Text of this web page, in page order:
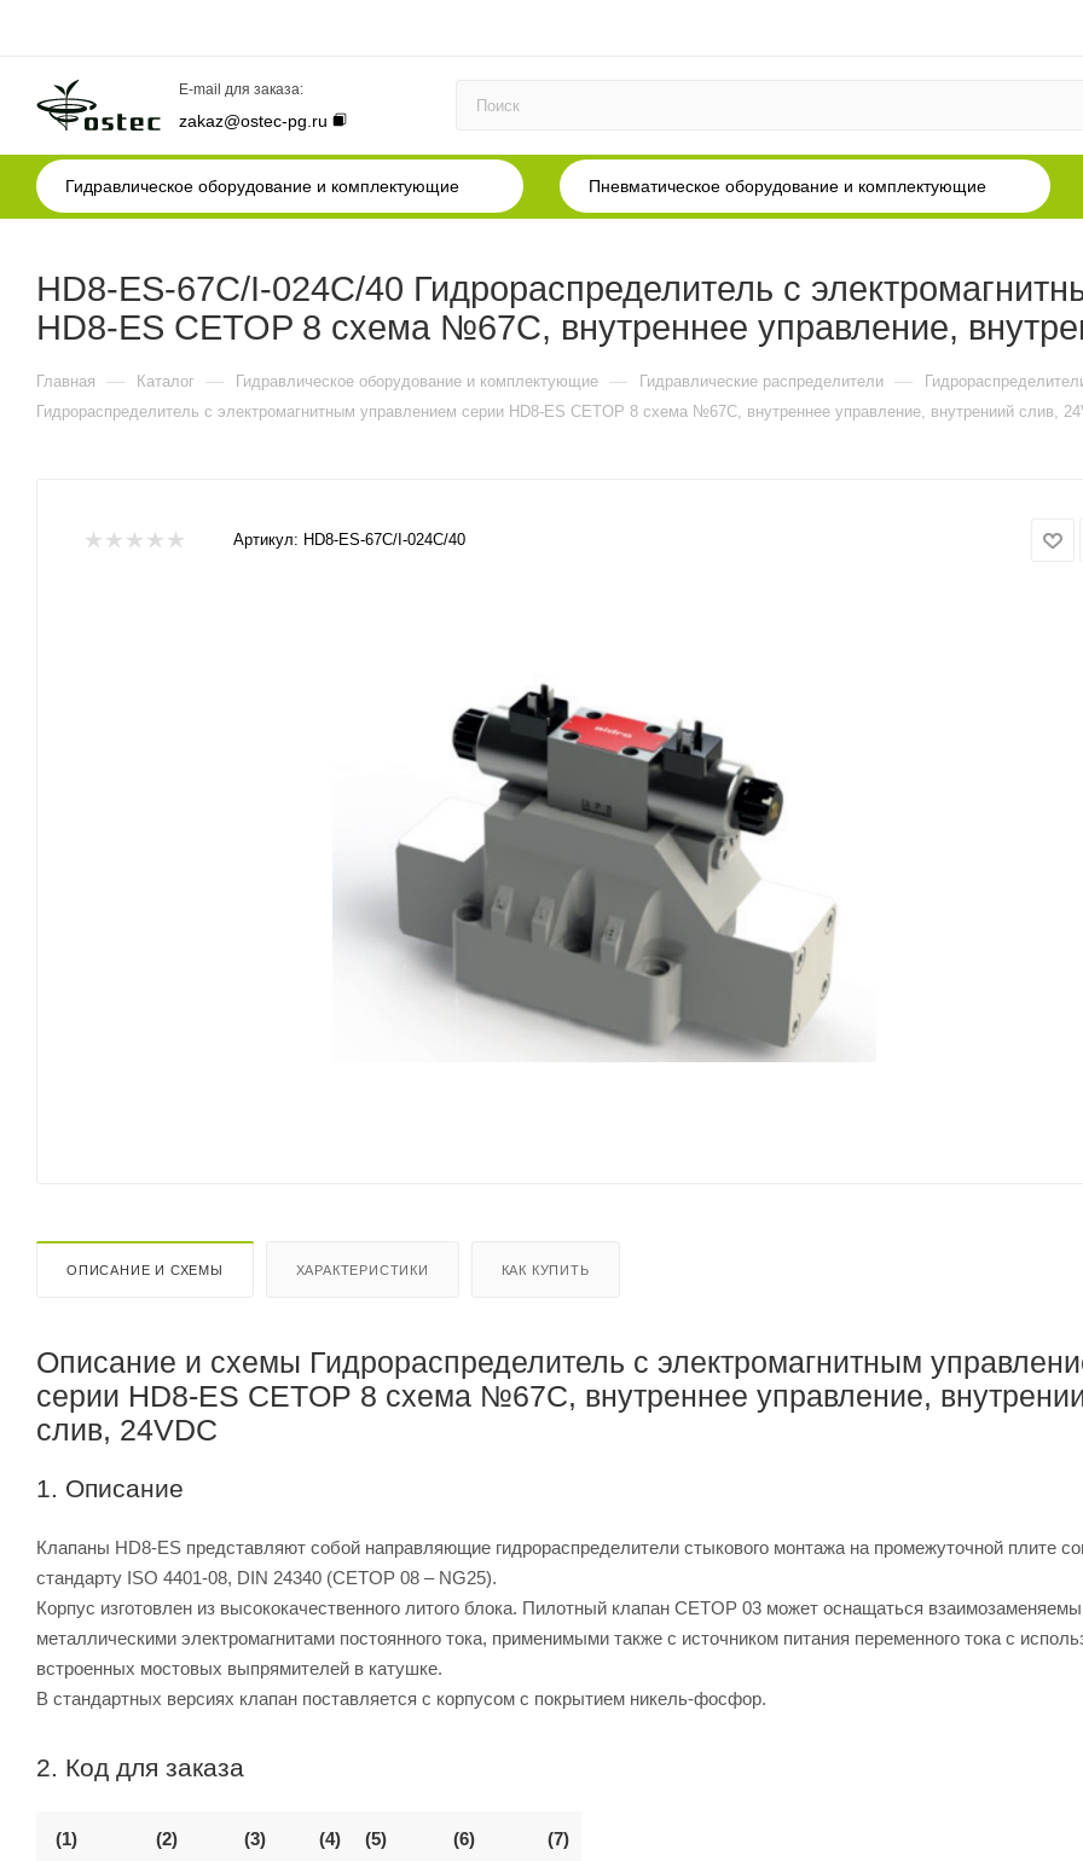
E-mail для заказа:
zakaz@ostec-pg.ru
Гидравлическое оборудование и комплектующие Пневматическое оборудование и комплектующие
HD8-ES-67C/I-024C/40 Гидрораспределитель с
HD8-ES CETOP 8 схема №67C, внутреннее управление,
Главная — Каталог — Гидравлическое оборудование и комплектующие — Гидравлические распределители —
Гидрораспределитель с электромагнитным управлением серии HD8-ES CETOP 8 схема №67C, внутреннее управление, внутрениий слив,
Артикул: HD8-ES-67C/I-024C/40
ОПИСАНИЕ И СХЕМЫ ХАРАКТЕРИСТИКИ КАК КУПИТЬ
Описание и схемы Гидрораспределитель с электромагнитным
серии HD8-ES CETOP 8 схема №67C, внутреннее управление,
слив, 24VDC
1. Описание
Клапаны HD8-ES представляют собой направляющие гидрораспределители стыкового монтажа на промежуточной плите
стандарту ISO 4401-08, DIN 24340 (CETOP 08 – NG25).
Корпус изготовлен из высококачественного литого блока. Пилотный клапан CETOP 03 может оснащаться
металлическими электромагнитами постоянного тока, применимыми также с источником питания переменного тока с
встроенных мостовых выпрямителей в катушке.
В стандартных версиях клапан поставляется с корпусом с покрытием никель-фосфор.
2. Код для заказа
(1) (2) (3) (4) (5) (6) (7)